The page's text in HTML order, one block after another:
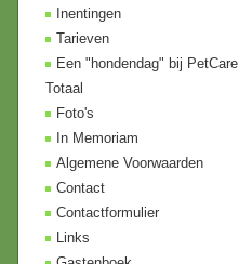
Inentingen
Tarieven
Een "hondendag" bij PetCare
Totaal
Foto's
In Memoriam
Algemene Voorwaarden
Contact
Contactformulier
Links